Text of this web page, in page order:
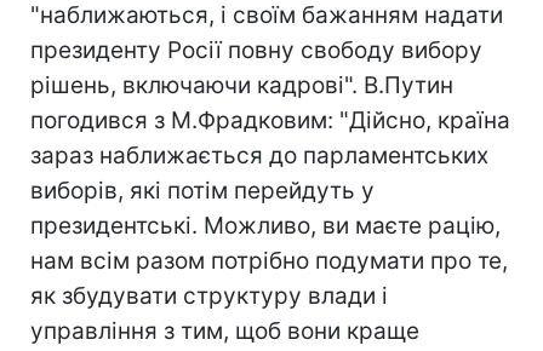
"наближаються, і своїм бажанням надати
президенту Росії повну свободу вибору
рішень, включаючи кадрові". В.Путин
погодився з М.Фрадковим: "Дійсно, країна
зараз наближається до парламентських
виборів, які потім перейдуть у
президентські. Можливо, ви маєте рацію,
нам всім разом потрібно подумати про те,
як збудувати структуру влади і
управління з тим, щоб вони краще